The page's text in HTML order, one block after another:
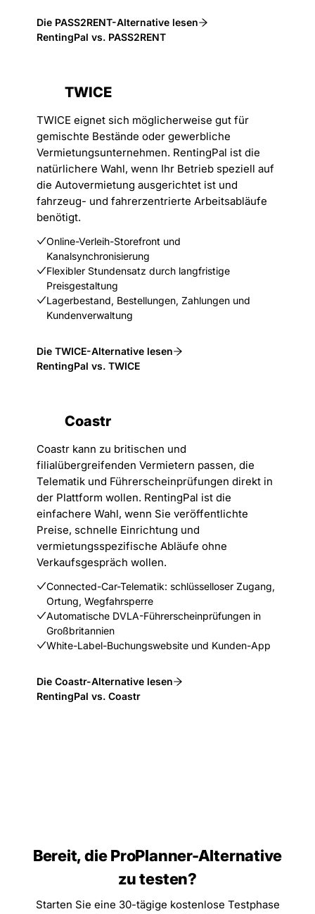
Die PASS2RENT-Alternative lesen
RentingPal vs. PASS2RENT
TWICE
TWICE eignet sich möglicherweise gut für
gemischte Bestände oder gewerbliche
Vermietungsunternehmen. RentingPal ist die
natürlichere Wahl, wenn Ihr Betrieb speziell auf
die Autovermietung ausgerichtet ist und
fahrzeug- und fahrerzentrierte Arbeitsabläufe
benötigt.
Online-Verleih-Storefront und
Kanalsynchronisierung
Flexibler Stundensatz durch langfristige
Preisgestaltung
Lagerbestand, Bestellungen, Zahlungen und
Kundenverwaltung
Die TWICE-Alternative lesen
RentingPal vs. TWICE
Coastr
Coastr kann zu britischen und
filialübergreifenden Vermietern passen, die
Telematik und Führerscheinprüfungen direkt in
der Plattform wollen. RentingPal ist die
einfachere Wahl, wenn Sie veröffentlichte
Preise, schnelle Einrichtung und
vermietungsspezifische Abläufe ohne
Verkaufsgespräch wollen.
Connected-Car-Telematik: schlüsselloser Zugang,
Ortung, Wegfahrsperre
Automatische DVLA-Führerscheinprüfungen in
Großbritannien
White-Label-Buchungswebsite und Kunden-App
Die Coastr-Alternative lesen
RentingPal vs. Coastr
Bereit, die ProPlanner-Alternative
zu testen?
Starten Sie eine 30-tägige kostenlose Testphase